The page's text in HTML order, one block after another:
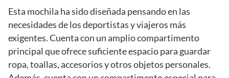
Esta mochila ha sido diseñada pensando en las
necesidades de los deportistas y viajeros más
exigentes. Cuenta con un amplio compartimento
principal que ofrece suficiente espacio para guardar
ropa, toallas, accesorios y otros objetos personales.